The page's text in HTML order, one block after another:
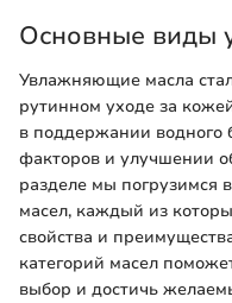
Основные виды
Увлажняющие масла
рутинном уходе за
в поддержании водного
факторов и улучшении
разделе мы
масел, каждый из
свойства и
категорий масел
выбор и достичь